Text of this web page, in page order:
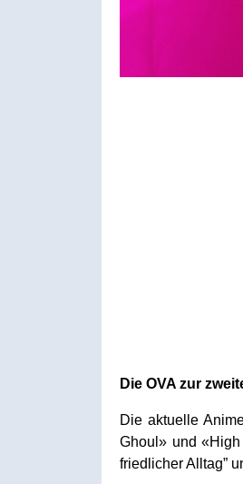
Die OVA zur
Die aktuelle
Ghoul» und
friedlicher Alltag”